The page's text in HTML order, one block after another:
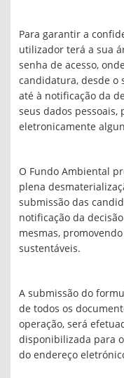
Para garantir a
utilizador terá a sua
senha de acesso,
candidatura, desde o
até à notificação da
seus dados
eletronicamente
O Fundo Ambiental
plena
submissão das
notificação da
mesmas,
sustentáveis.
A submissão do
de todos os
operação, será
disponibilizada para
do endereço